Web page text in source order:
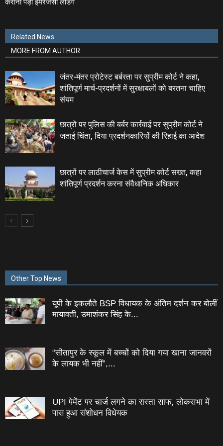
करानी पड़ी इमरजेंसी लैंडिंग
Related News
MORE FROM AUTHOR
जंतर-मंतर प्रोटेस्‍ट बर्बरता पर सुप्रीम कोर्ट ने कहा,
शांतिपूर्ण मार्च-प्रदर्शनों में सुरक्षाबलों को बरतना चाहिए
संयम
छात्रों पर पुलिस की बर्बर कार्रवाई पर सुप्रीम कोर्ट ने
जताई चिंता, दिया प्रदर्शनकारियों की रिहाई का आदेश
छात्रों पर लाठीचार्ज केस में सुप्रीम कोर्ट सख्त, कहा
शांतिपूर्ण प्रदर्शन करना संवैधानिक अधिकार
Other Top News
यूपी के इकलौते BSP विधायक के अंतिम दर्शन कर बोलीं
मायावती, उमाशंकर सिंह के...
“सीतापुर के स्‍कूल में बच्‍चों को दिया गया खाना जानवरों
के लायक भी नहीं”,...
UPI पेमेंट पर चार्ज लगने का रास्ता साफ, लोकसभा में
पास हुआ संशोधन विधेयक